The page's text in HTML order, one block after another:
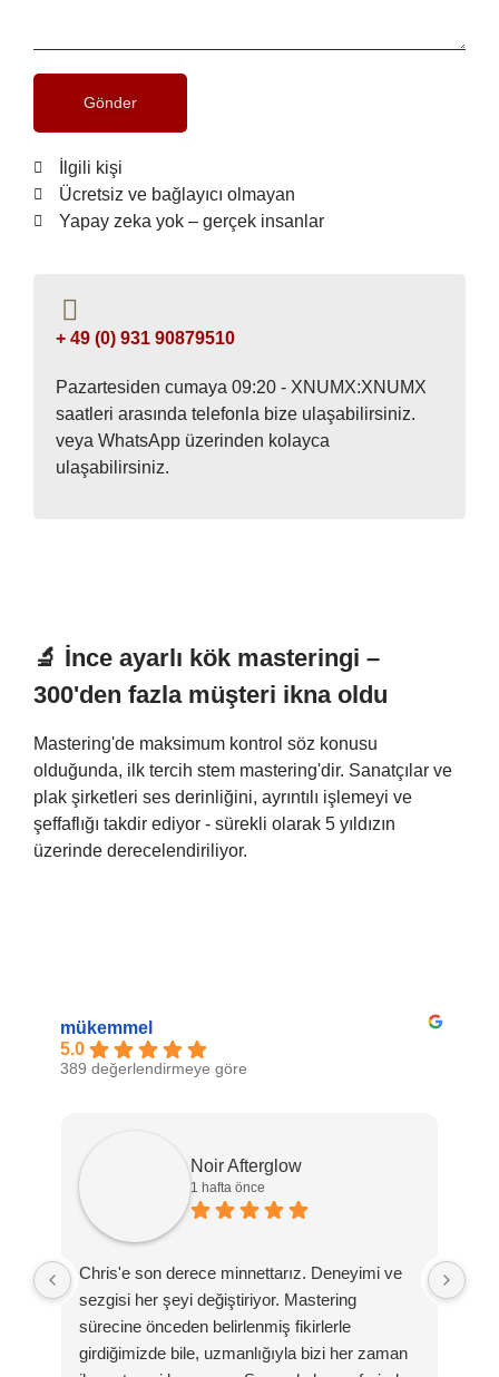
Gönder
İlgili kişi
Ücretsiz ve bağlayıcı olmayan
Yapay zeka yok – gerçek insanlar
+ 49 (0) 931 90879510
Pazartesiden cumaya 09:20 - XNUMX:XNUMX
saatleri arasında telefonla bize ulaşabilirsiniz.
veya WhatsApp üzerinden kolayca
ulaşabilirsiniz.
🔬 İnce ayarlı kök masteringi –
300'den fazla müşteri ikna oldu
Mastering'de maksimum kontrol söz konusu
olduğunda, ilk tercih stem mastering'dir. Sanatçılar ve
plak şirketleri ses derinliğini, ayrıntılı işlemeyi ve
şeffaflığı takdir ediyor - sürekli olarak 5 yıldızın
üzerinde derecelendiriliyor.
mükemmel
5.0
389 değerlendirmeye göre
Noir Afterglow
1 hafta önce
Chris'e son derece minnettarız. Deneyimi ve
sezgisi her şeyi değiştiriyor. Mastering
sürecine önceden belirlenmiş fikirlerle
girdiğimizde bile, uzmanlığıyla bizi her zaman